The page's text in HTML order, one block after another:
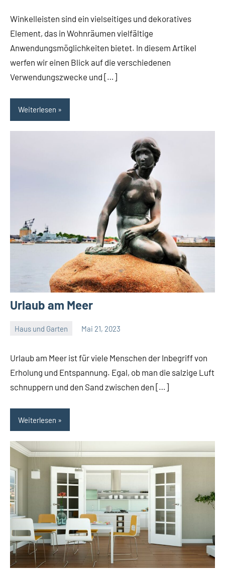
Winkelleisten sind ein vielseitiges und dekoratives
Element, das in Wohnräumen vielfältige
Anwendungsmöglichkeiten bietet. In diesem Artikel
werfen wir einen Blick auf die verschiedenen
Verwendungszwecke und […]
Weiterlesen
Urlaub am Meer
Haus und Garten Mai 21, 2023
Urlaub am Meer ist für viele Menschen der Inbegriff von
Erholung und Entspannung. Egal, ob man die salzige Luft
schnuppern und den Sand zwischen den […]
Weiterlesen